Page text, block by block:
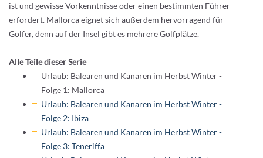
ist und gewisse Vorkenntnisse oder einen bestimmten Führer
erfordert. Mallorca eignet sich außerdem hervorragend für
Golfer, denn auf der Insel gibt es mehrere Golfplätze.
Alle Teile dieser Serie
Urlaub: Balearen und Kanaren im Herbst Winter -
Folge 1: Mallorca
Urlaub: Balearen und Kanaren im Herbst Winter -
Folge 2: Ibiza
Urlaub: Balearen und Kanaren im Herbst Winter -
Folge 3: Teneriffa